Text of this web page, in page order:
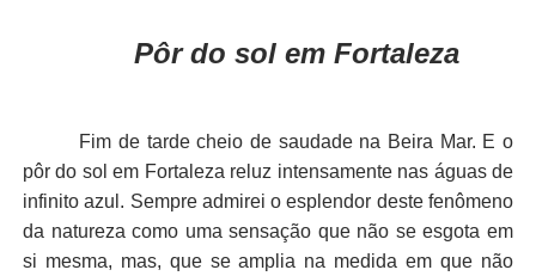
Pôr do sol em Fortaleza
Fim de tarde cheio de saudade na Beira Mar. E o
pôr do sol em Fortaleza reluz intensamente nas águas de
infinito azul. Sempre admirei o esplendor deste fenômeno
da natureza como uma sensação que não se esgota em
si mesma, mas, que se amplia na medida em que não